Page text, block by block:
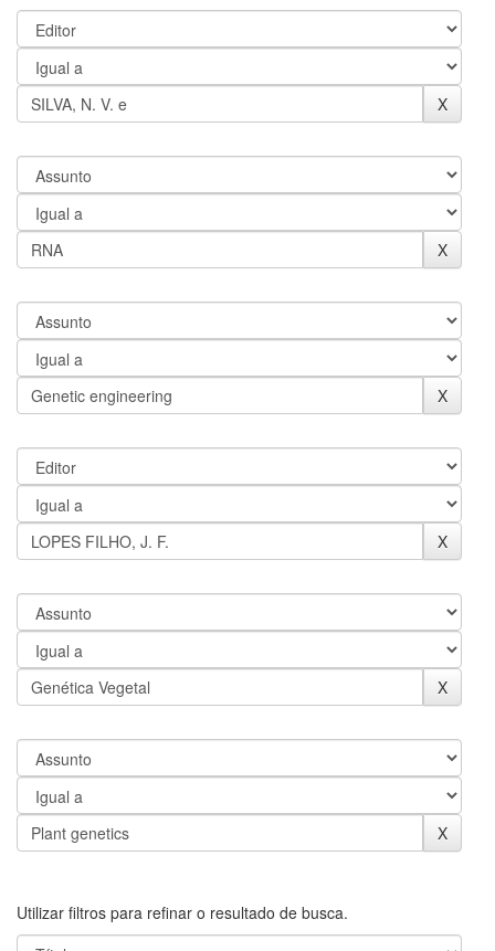
Utilizar filtros para refinar o resultado de busca.